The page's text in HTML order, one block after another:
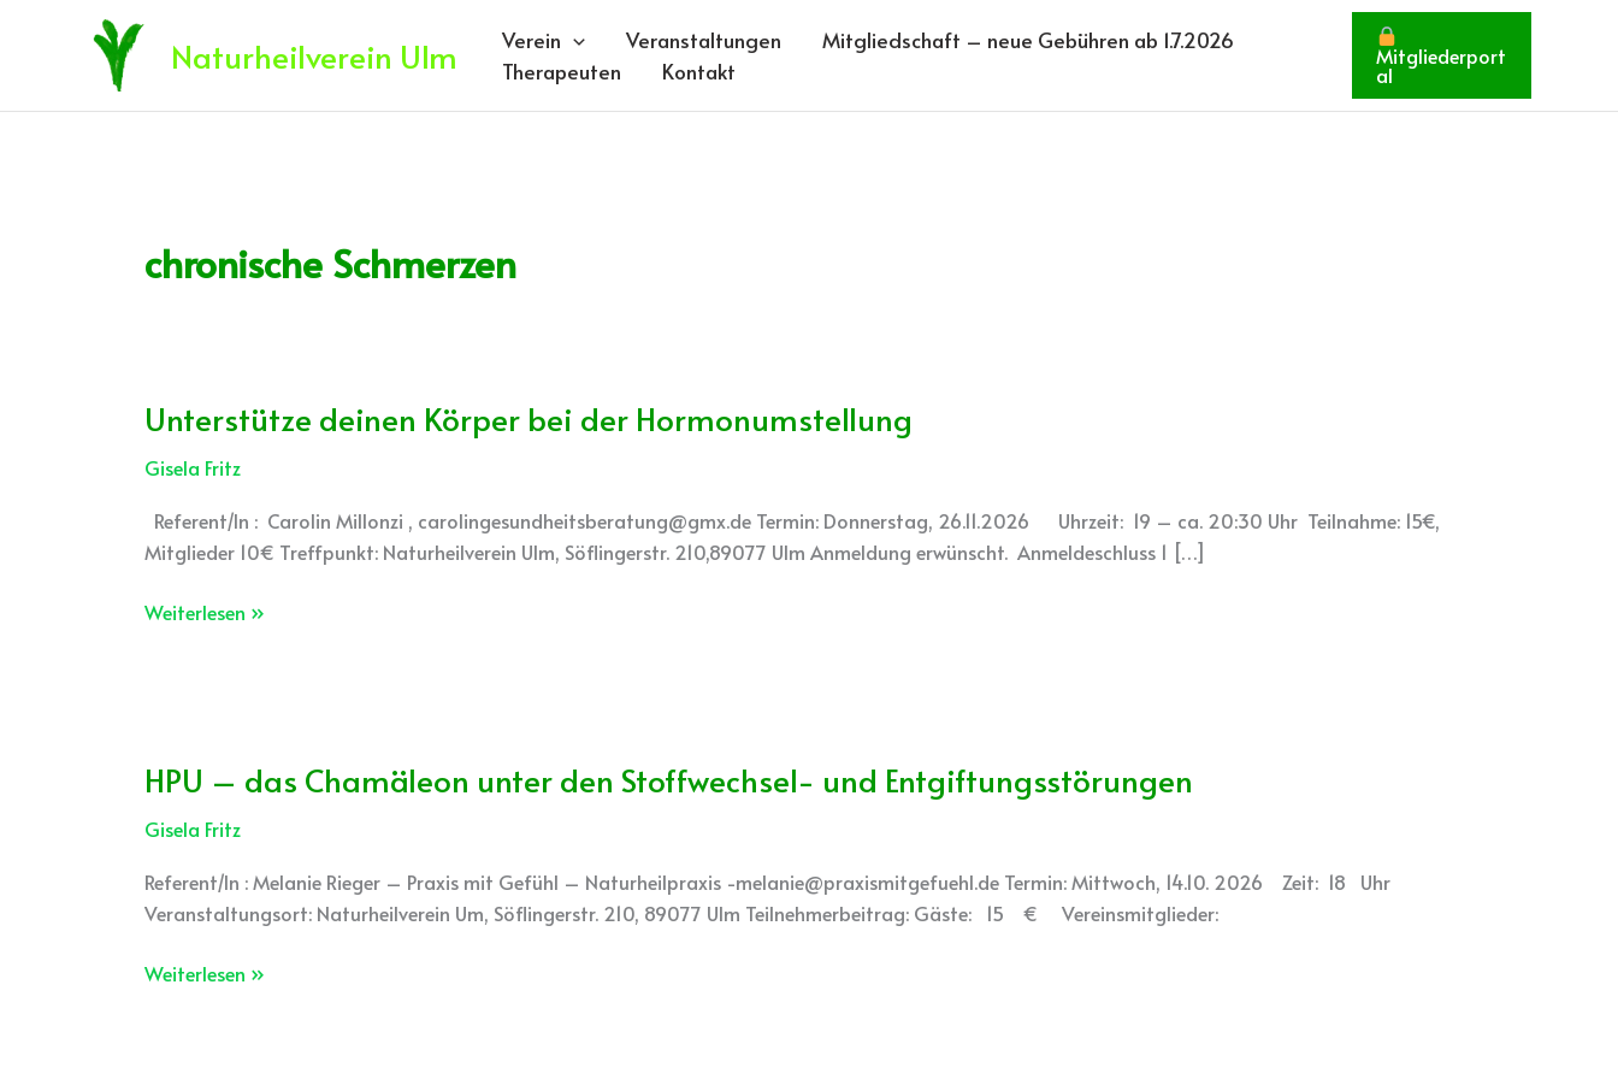
Naturheilverein Ulm Verein Veranstaltungen
Mitgliedschaft – neue Gebühren ab 1.7.2026
Therapeuten
Kontakt
Mitgliederport
al
chronische Schmerzen
Unterstütze deinen Körper bei der Hormonumstellung
Gisela Fritz
Referent/In : Carolin Millonzi , carolingesundheitsberatung@gmx.de Termin: Donnerstag, 26.11.2026 Uhrzeit: 19 – ca. 20:30 Uhr Teilnahme: 15€,
Mitglieder 10€ Treffpunkt: Naturheilverein Ulm, Söflingerstr. 210,89077 Ulm Anmeldung erwünscht. Anmeldeschluss 1 […]
Unterstütze
Körper
Hormonumstellung
Weiterlesen »
HPU – das Chamäleon unter den Stoffwechsel- und Entgiftungsstörungen
Gisela Fritz
Referent/In : Melanie Rieger – Praxis mit Gefühl – Naturheilpraxis -melanie@praxismitgefuehl.de Termin: Mittwoch, 14.10. 2026 Zeit: 18 Uhr
Veranstaltungsort: Naturheilverein Um, Söflingerstr. 210, 89077 Ulm Teilnehmerbeitrag: Gäste: 15 € Vereinsmitglieder:
HPU
das
Chamäleon
Stoffwechsel-
Weiterlesen »